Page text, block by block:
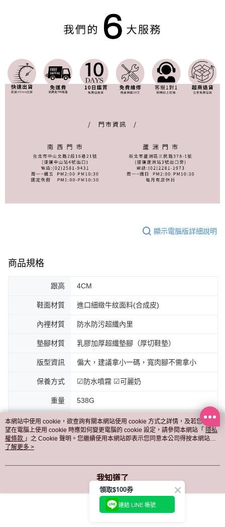
顯示電腦版詳細說明
商品規格
跟高 4CM
鞋面材質 進口細緻牛紋面料(合成皮)
內裡材質 防水防污超纖內里
墊腳材質 乳膠加厚超纖墊腳（厚切鞋墊）
版型資訊 偏大，建議拿小一碼，寬肉腳不需拿小
保養方式 ☑防水噴霧 ☑可麗奶
重量 538G
門市貨況
請於上班時間電洽各門市或私訊粉專客服詢
問
燥。
台灣設計，中國製造
本網站中使用 cookie，欲查詢有關本網站使用 cookie 方式之詳情，及若您不希
望在電腦上使用 cookie 時應如何變更電腦的 cookie 設定，請參閱本網站「 隱私
權條款 」之 Cookie 聲明。您繼續使用本網站即表示您同意本公司得按本網站使
用條款之 Cookie 聲明使用 cookie。
了解更多 >
我知道了
領取$100券
連結 LINE 帳號